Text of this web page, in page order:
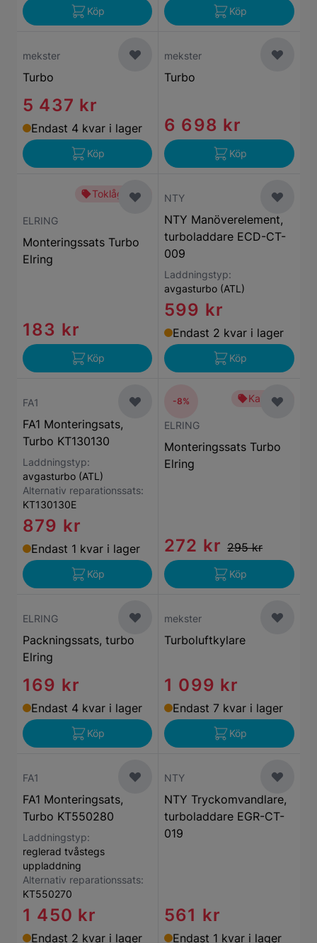
Köp Köp
mekster
Turbo
5 437 kr
Endast 4 kvar i lager
Köp
mekster
Turbo
6 698 kr
Köp
Toklågt pris
ELRING
Monteringssats Turbo
Elring
183 kr
Köp
NTY
NTY Manöverelement,
turboladdare ECD-CT-
009
Laddningstyp:
avgasturbo (ATL)
599 kr
Endast 2 kvar i lager
Köp
FA1
FA1 Monteringsats,
Turbo KT130130
Laddningstyp:
avgasturbo (ATL)
Alternativ reparationssats:
KT130130E
879 kr
Endast 1 kvar i lager
Köp
Kampanj
ELRING
Monteringssats Turbo
Elring
272 kr 295 kr
-8%
Köp
ELRING
Packningssats, turbo
Elring
169 kr
Endast 4 kvar i lager
Köp
mekster
Turboluftkylare
1 099 kr
Endast 7 kvar i lager
Köp
FA1
FA1 Monteringsats,
Turbo KT550280
Laddningstyp:
reglerad tvåstegs
uppladdning
Alternativ reparationssats:
KT550270
1 450 kr
Endast 2 kvar i lager
NTY
NTY Tryckomvandlare,
turboladdare EGR-CT-
019
561 kr
Endast 1 kvar i lager